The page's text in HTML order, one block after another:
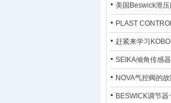
行排污步骤
美国Beswick泄
行调试?
PLAST
工作原理了解吗？
赶紧来学习
洗流程吧
SEIKA倾角传感
关重要
NOVA气控阀的
些？
BESWICK调节